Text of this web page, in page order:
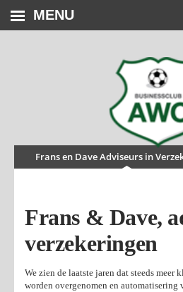
MENU
Frans en Dave Adviseurs in
Frans & Dave,
verzekeringen
We zien de laatste jaren dat steeds meer
worden overgenomen en automatisering